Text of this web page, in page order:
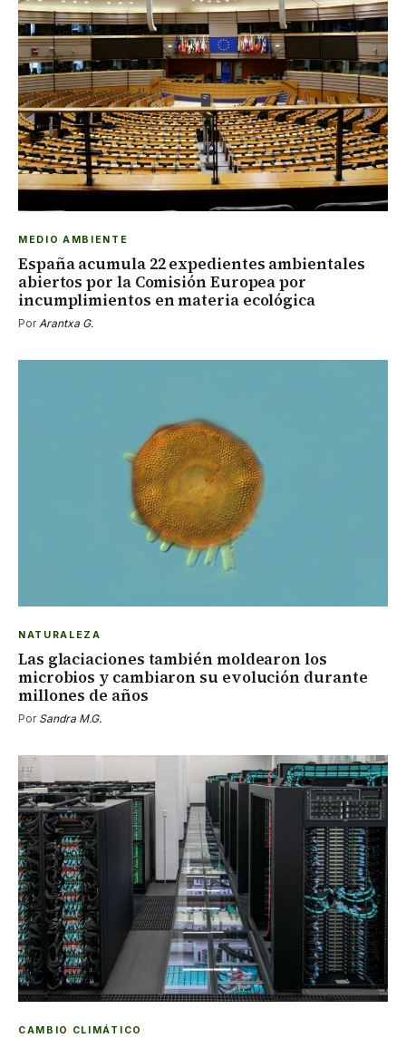
MEDIO AMBIENTE
España acumula 22 expedientes ambientales
abiertos por la Comisión Europea por
incumplimientos en materia ecológica
PorArantxa G.
NATURALEZA
Las glaciaciones también moldearon los
microbios y cambiaron su evolución durante
millones de años
Por Sandra M.G.
CAMBIO CLIMÁTICO